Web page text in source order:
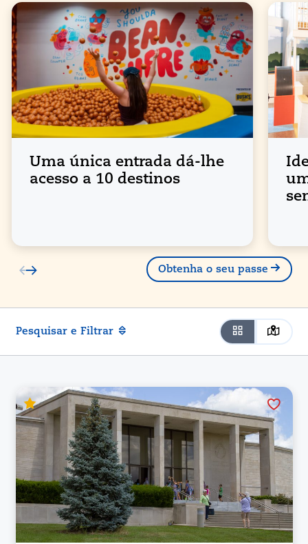
Uma única entrada dá-lhe
acesso a 10 destinos
Obtenha o seu passe
Pesquisar e Filtrar